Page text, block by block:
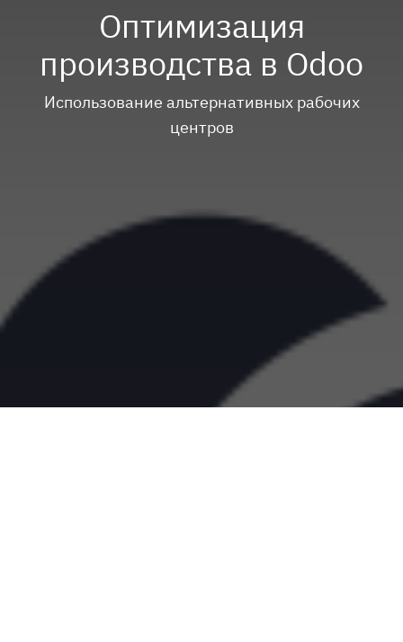
Оптимизация
производства в Odoo
Использование альтернативных рабочих
центров